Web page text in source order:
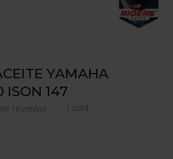
YAMAHA
ISON 147
reviews) 1 sold